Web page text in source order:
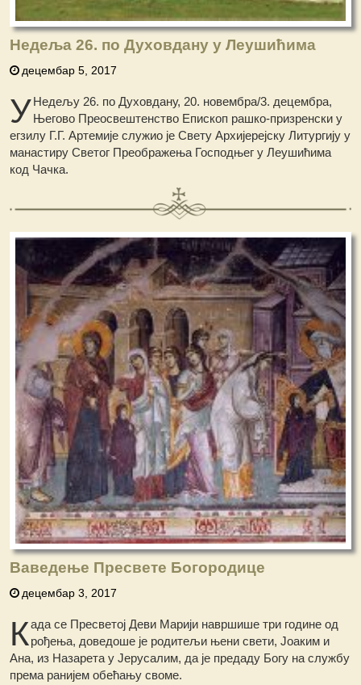
Недеља 26. по Духовдану у Леушићима
децембар 5, 2017
УНедељу 26. по Духовдану, 20. новембра/3. децембра,
Његово Преосвештенство Епископ рашко-призренски у
егзилу Г.Г. Артемије служио је Свету Архијерејску Литургију у
манастиру Светог Преображења Господњег у Леушићима
код Чачка.
Ваведење Пресвете Богородице
децембар 3, 2017
Када се Пресветој Деви Марији навршише три године од
рођења, доведоше је родитељи њени свети, Јоаким и
Ана, из Назарета у Јерусалим, да је предаду Богу на службу
према ранијем обећању своме.